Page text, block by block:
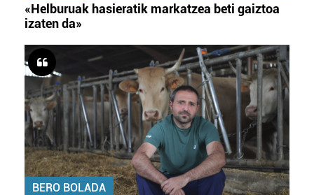
«Helburuak hasieratik markatzea beti gaiztoa
izaten da»
BERO BOLADA